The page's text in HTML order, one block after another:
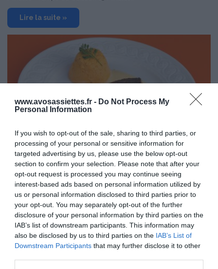
www.avosassiettes.fr - Do Not Process My
Personal Information
If you wish to opt-out of the sale, sharing to third parties, or
processing of your personal or sensitive information for
targeted advertising by us, please use the below opt-out
section to confirm your selection. Please note that after your
opt-out request is processed you may continue seeing
interest-based ads based on personal information utilized by
us or personal information disclosed to third parties prior to
your opt-out. You may separately opt-out of the further
disclosure of your personal information by third parties on the
IAB’s list of downstream participants. This information may
also be disclosed by us to third parties on the IAB’s List of
Downstream Participants that may further disclose it to other
Lire la suite »
Cuisine de la Mer
6 décembre 2013 1
Barbue rôtie, flan de carottes et sabayon
au Sauternes
Proportions pour 4 Personnes Temps de Préparation 25 Minutes
Temps de Cuisson 25 Minutes …
Lire la suite »